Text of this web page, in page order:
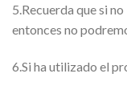
5.Recuerda que si
entonces no
6.Si ha utilizado el